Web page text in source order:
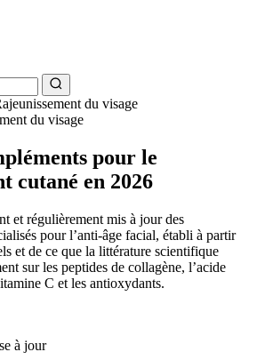
du visage
du visage
pour le
cutané en 2026
et régulièrement mis à jour des
pour l’anti-âge facial, établi à partir
et de ce que la littérature scientifique
sur les peptides de collagène, l’acide
C et les antioxydants.
à jour